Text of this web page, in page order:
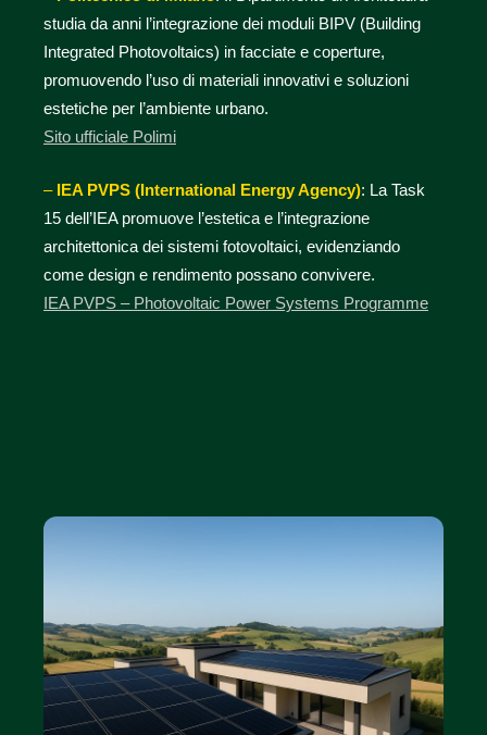
studia da anni l’integrazione dei moduli BIPV (Building
Integrated Photovoltaics) in facciate e coperture,
promuovendo l’uso di materiali innovativi e soluzioni
estetiche per l’ambiente urbano.
Sito ufficiale Polimi
– IEA PVPS (International Energy Agency): La Task
15 dell’IEA promuove l’estetica e l’integrazione
architettonica dei sistemi fotovoltaici, evidenziando
come design e rendimento possano convivere.
IEA PVPS – Photovoltaic Power Systems Programme